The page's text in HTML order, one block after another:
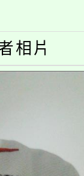
導中心
、社會
。
音徵選
動海報
學生
觀特色
」
表揚
」
相片